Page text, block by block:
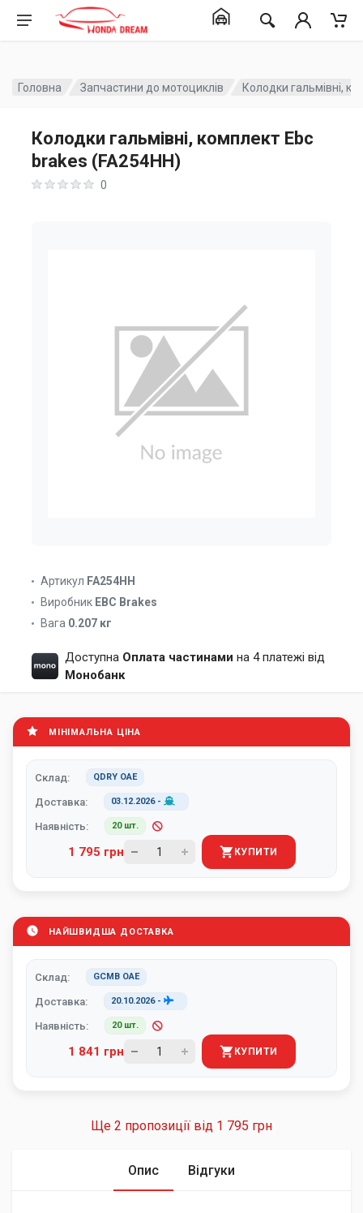
Головна Запчастини до мотоциклів Колодки гальмівні,
Колодки гальмівні, комплект Ebc
brakes (FA254HH)
0
Артикул FA254HH
Виробник EBC Brakes
Вага 0.207 кг
Доступна Оплата частинами на 4 платежі від
Монобанк
МІНІМАЛЬНА ЦІНА
Склад: QDRY ОАЕ
Доставка: 03.12.2026-
Наявність: 20 шт.
1 795 грн КУПИТИ
НАЙШВИДША ДОСТАВКА
Склад: GCMB ОАЕ
Доставка: 20.10.2026-
Наявність: 20 шт.
1 841 грн КУПИТИ
Ще 2 пропозиції від 1 795 грн
Опис Відгуки